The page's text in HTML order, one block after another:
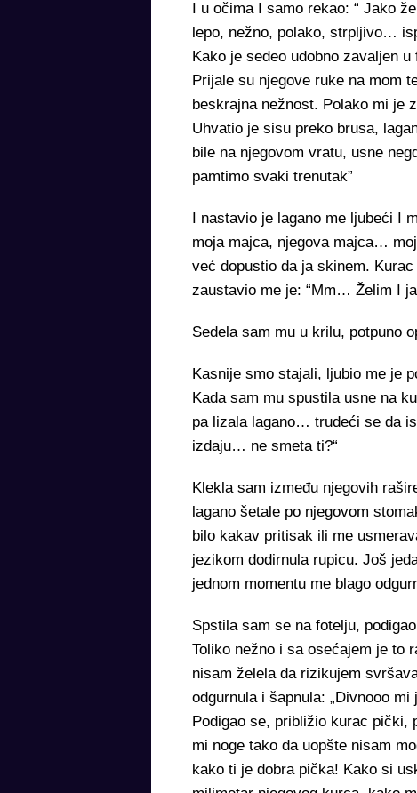
I u očima I samo rekao: “ Jako
lepo, nežno, polako, strpljivo…
Kako je sedeo udobno zavaljen
Prijale su njegove ruke na mom
beskrajna nežnost. Polako mi je
Uhvatio je sisu preko brusa,
bile na njegovom vratu, usne
pamtimo svaki trenutak”
I nastavio je lagano me ljubeći I
moja majca, njegova majca…
već dopustio da ja skinem.
zaustavio me je: “Mm… Želim I
Sedela sam mu u krilu, potpuno
Kasnije smo stajali, ljubio me je
Kada sam mu spustila usne na
pa lizala lagano… trudeći se da
izdaju… ne smeta ti?“
Klekla sam između njegovih
lagano šetale po njegovom
bilo kakav pritisak ili me
jezikom dodirnula rupicu. Još
jednom momentu me blago
Spstila sam se na fotelju,
Toliko nežno i sa osećajem je to
nisam želela da rizikujem
odgurnula i šapnula: „Divnooo
Podigao se, približio kurac pički,
mi noge tako da uopšte nisam
kako ti je dobra pička! Kako si